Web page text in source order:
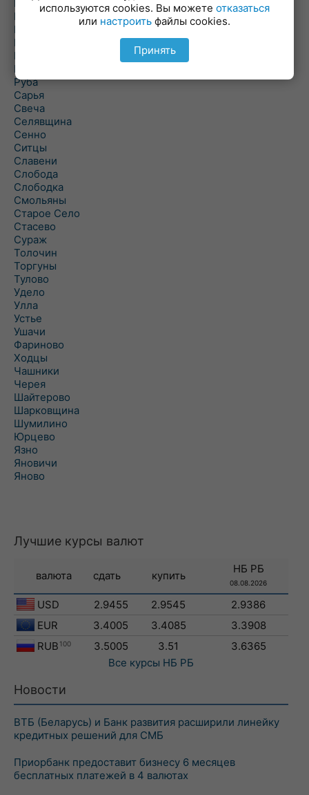
Погоща
Подсвилье
Полоцк
Поставы
Прозороки
Россоны
Руба
Сарья
Свеча
Селявщина
Сенно
Ситцы
Славени
Слобода
Слободка
Смольяны
Старое Село
Стасево
Сураж
Толочин
Торгуны
Тулово
Удело
Улла
Устье
Ушачи
Фариново
Ходцы
Чашники
Черея
Шайтерово
Шарковщина
Шумилино
Юрцево
Язно
Яновичи
Яново
Лучшие курсы валют
валюта сдать купить
НБ РБ
08.08.2026
USD 2.9455 2.9545
2.9386
EUR
3.4005 3.4085
3.3908
RUB 100 3.5005 3.51
3.6365
Все курсы НБ РБ
Новости
ВТБ (Беларусь) и Банк развития расширили линейку
кредитных решений для СМБ
Приорбанк предоставит бизнесу 6 месяцев
бесплатных платежей в 4 валютах
используются cookies. Вы можете отказаться
или настроить файлы cookies.
Принять